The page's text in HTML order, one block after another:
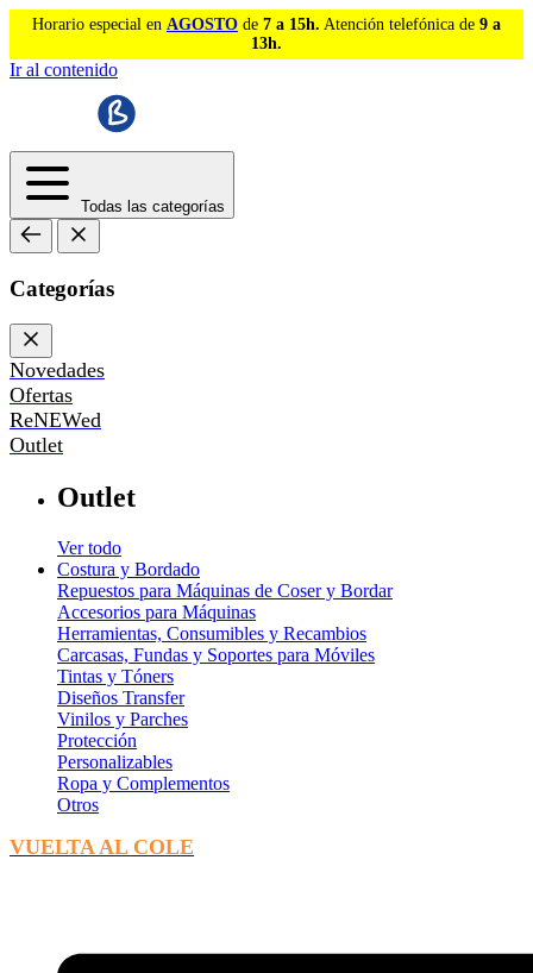
Horario especial en AGOSTO de 7 a 15h. Atención telefónica de 9 a
13h.
Ir al contenido
Todas las categorías
Categorías
Novedades
Ofertas
ReNEWed
Outlet
Outlet
Ver todo
Costura y Bordado
Repuestos para Máquinas de Coser y Bordar
Accesorios para Máquinas
Herramientas, Consumibles y Recambios
Carcasas, Fundas y Soportes para Móviles
Tintas y Tóners
Diseños Transfer
Vinilos y Parches
Protección
Personalizables
Ropa y Complementos
Otros
VUELTA AL COLE